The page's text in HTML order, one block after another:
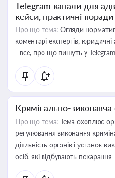
Telegram канали для
кейси, практичні поради
Про що тема: Огляди
коментарі експертів,
- все, про що пишуть у
Кримінально-виконавча
Про що тема: Тема охоплює
регулювання виконання
діяльність органів і установ
осіб, які відбувають покарання